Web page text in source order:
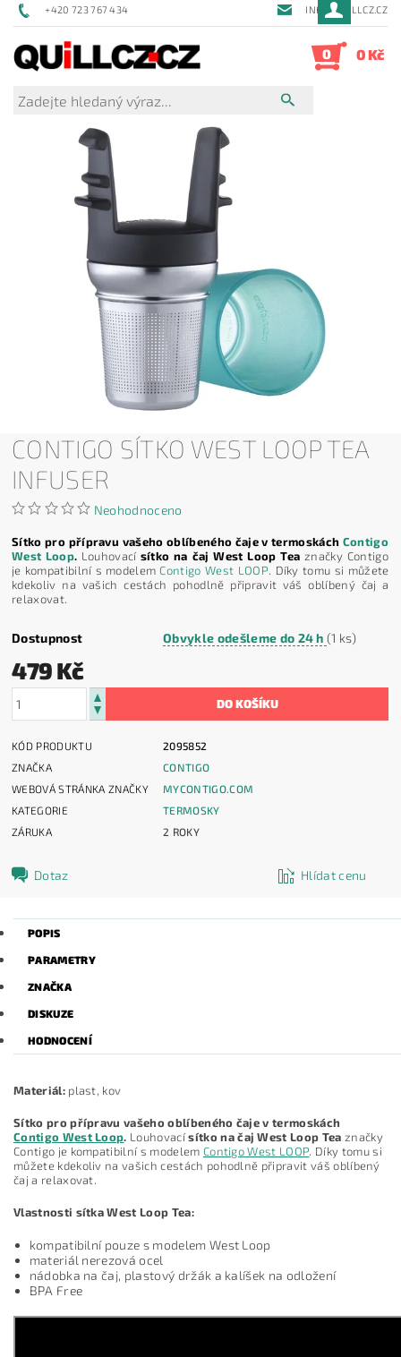
+420 723 767 434 INFO@QUILLCZ.CZ
0 0 Kč
CONTIGO SÍTKO WEST LOOP TEA
INFUSER
Neohodnoceno
Sítko pro přípravu vašeho oblíbeného čaje v termoskách Contigo
West Loop. Louhovací sítko na čaj West Loop Tea značky Contigo
je kompatibilní s modelemContigo West LOOP. Díky tomu si můžete
kdekoliv na vašich cestách pohodlně připravit váš oblíbený čaj a
relaxovat.
Dostupnost Obvykle odešleme do 24 h(1 ks)
479 Kč
KÓD PRODUKTU
2095852
ZNAČKA
CONTIGO
WEBOVÁ STRÁNKA ZNAČKY
MYCONTIGO.COM
KATEGORIE
TERMOSKY
ZÁRUKA
2 ROKY
Dotaz Hlídat cenu
POPIS
PARAMETRY
ZNAČKA
DISKUZE
HODNOCENÍ
Materiál: plast, kov
Sítko pro přípravu vašeho oblíbeného čaje v termoskách
Contigo West Loop. Louhovacísítko na čaj West Loop Tea značky
Contigo je kompatibilní s modelem Contigo West LOOP. Díky tomu si
můžete kdekoliv na vašich cestách pohodlně připravit váš oblíbený
čaj a relaxovat.
Vlastnosti sítka West Loop Tea:
kompatibilní pouze s modelem West Loop
materiál nerezová ocel
nádobka na čaj, plastový držák a kalíšek na odložení
BPA Free